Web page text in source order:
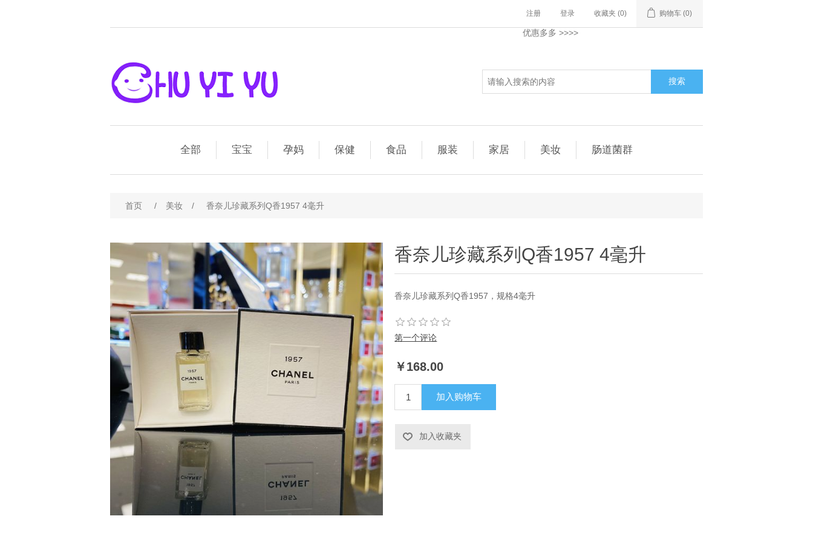
注册 登录 收藏夹 (0) 购物车 (0)
优惠多多>>>>
搜索
全部 宝宝 孕妈 保健 食品 服装 家居 美妆 肠道菌群
首页 / 美妆 / 香奈儿珍藏系列Q香1957 4毫升
香奈儿珍藏系列Q香1957 4毫升
香奈儿珍藏系列Q香1957，规格4毫升
第一个评论
￥168.00
加入购物车
加入收藏夹